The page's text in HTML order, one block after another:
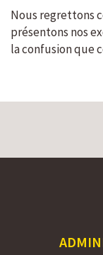
Nous regrettons
présentons nos
la confusion que